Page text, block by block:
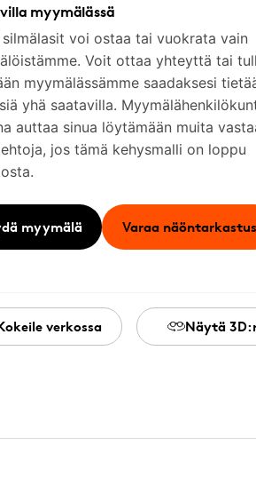
myymälässä
silmälasit voi ostaa tai vuokrata vain
Voit ottaa yhteyttä tai
myymälässämme saadaksesi
yhä saatavilla.
auttaa sinua löytämään muita
jos tämä kehysmalli on loppu
myymälä Varaa näöntarkastus
verkossa Näytä